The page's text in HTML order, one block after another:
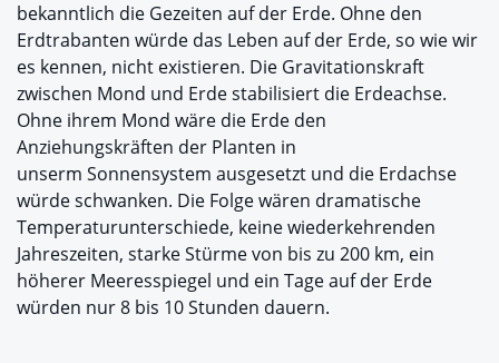
bekanntlich die Gezeiten auf der Erde. Ohne den
Erdtrabanten würde das Leben auf der Erde, so wie wir
es kennen, nicht existieren. Die Gravitationskraft
zwischen Mond und Erde stabilisiert die Erdeachse.
Ohne ihrem Mond wäre die Erde den
Anziehungskräften der Planten in
unserm Sonnensystem ausgesetzt und die Erdachse
würde schwanken. Die Folge wären dramatische
Temperaturunterschiede, keine wiederkehrenden
Jahreszeiten, starke Stürme von bis zu 200 km, ein
höherer Meeresspiegel und ein Tage auf der Erde
würden nur 8 bis 10 Stunden dauern.